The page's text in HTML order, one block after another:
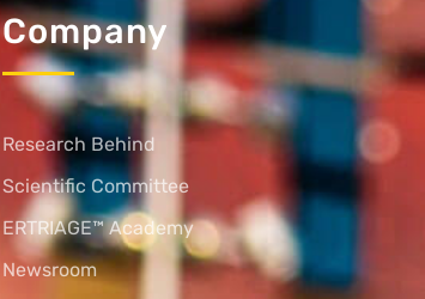
Company
Research Behind
Scientific Committee
ERTRIAGE™ Academy
Newsroom